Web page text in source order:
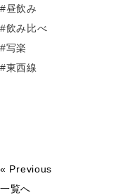
#昼飲み
#飲み比べ
#写楽
#東西線
« Previous
一覧へ